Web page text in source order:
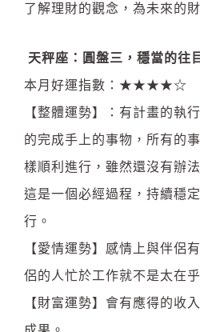
了解理財的觀念，為未來的
天秤座：圓盤三，穩當的往
本月好運指數：★★★★☆
【整體運勢】： 有計畫的執
的完成手上的事物，所有的
樣順利進行，雖然還沒有辦
這是一個必經過程，持續穩
行。
【愛情運勢】感情上與伴侶
侶的人忙於工作就不是太在
【財富運勢】會有應得的收